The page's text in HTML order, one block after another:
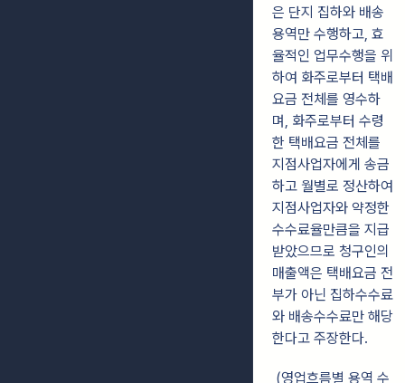
은 단지 집하와 배송
용역만 수행하고, 효
율적인 업무수행을 위
하여 화주로부터 택배
요금 전체를 영수하
며, 화주로부터 수령
한 택배요금 전체를
지점사업자에게 송금
하고 월별로 정산하여
지점사업자와 약정한
수수료율만큼을 지급
받았으므로 청구인의
매출액은 택배요금 전
부가 아닌 집하수수료
와 배송수수료만 해당
한다고 주장한다.
(영업흐름별 용역 수